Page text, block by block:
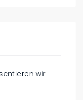
wir